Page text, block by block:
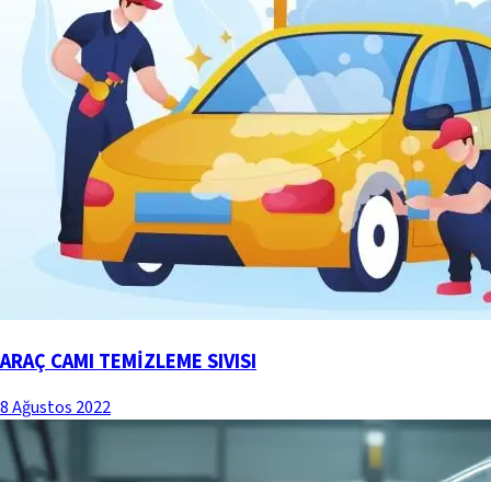
ARAÇ CAMI TEMİZLEME SIVISI
8 Ağustos 2022